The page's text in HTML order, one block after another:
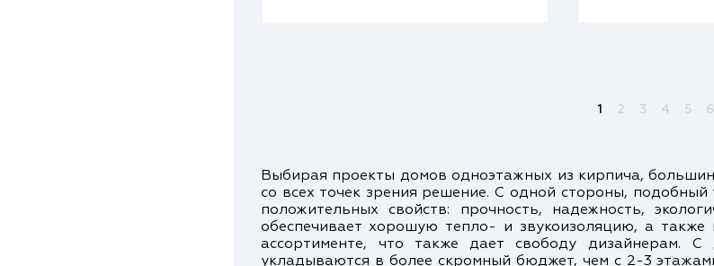
1 2 3 4 5 6
Выбирая проекты домов одноэтажных из кирпича,
со всех точек зрения решение. С одной стороны,
положительных свойств: прочность, надежность,
обеспечивает хорошую тепло- и звукоизоляцию, а
ассортименте, что также дает свободу дизайнерам.
укладываются в более скромный бюджет, чем с 2-3